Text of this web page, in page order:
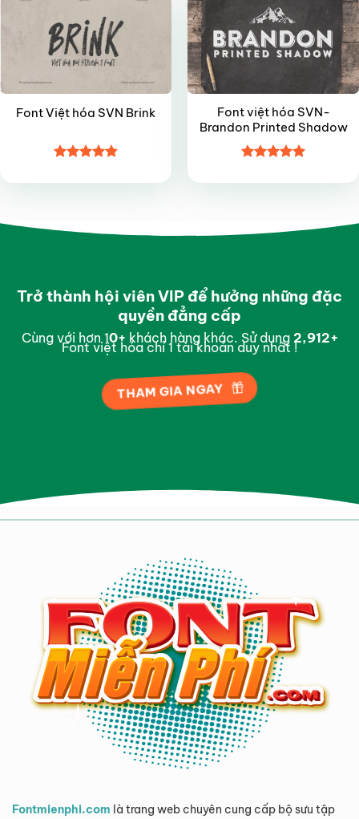
Font Việt hóa SVN Brink
hạng4.85
Font việt hóa SVN-
Brandon Printed Shadow
hạng55
Trở thành hội viên VIP để hưởng những đặc
quyền đẳng cấp
Cùng với hơn 10+khách hàng khác. Sử dụng 2,994+
Font việt hóa chỉ 1 tài khoản duy nhất !
THAM GIA NGAY
Fontmienphi.com là trang web chuyên cung cấp bộ sưu tập